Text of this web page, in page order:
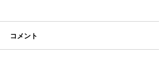
コメント